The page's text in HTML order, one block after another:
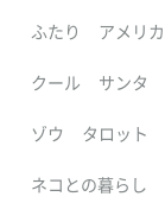
ふたり アメリカ
クール サンタ
ゾウ タロット
ネコとの暮らし